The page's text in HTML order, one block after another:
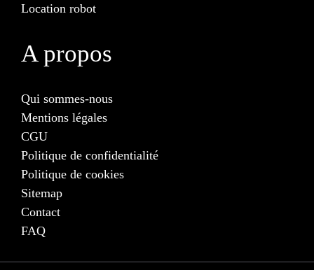
Location robot
A propos
Qui sommes-nous
Mentions légales
CGU
Politique de confidentialité
Politique de cookies
Sitemap
Contact
FAQ